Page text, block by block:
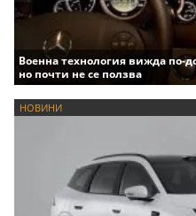
Военна технология вижда по-
но почти не се ползва
НОВИНИ